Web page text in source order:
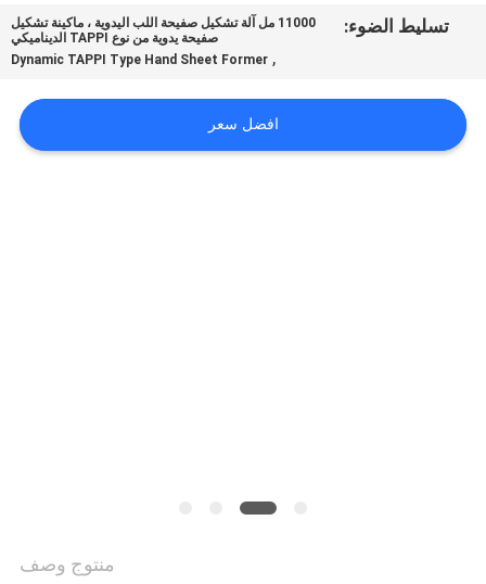
اطلب
خريطة
الموقع
تسليط الضوء:
11000 مل آلة تشكيل صفيحة اللب اليدوية ، ماكينة تشكيل
صفيحة يدوية من نوع TAPPI الديناميكي
,
Dynamic TAPPI Type Hand Sheet Former
افضل سعر
منتوج وصف